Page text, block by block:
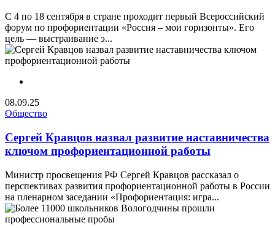
С 4 по 18 сентября в стране проходит первый Всероссийский
форум по профориентации «Россия – мои горизонты». Его
цель — выстраивание э...
08.09.25
Общество
Сергей Кравцов назвал развитие наставничества
ключом профориентационной работы
Министр просвещения РФ Сергей Кравцов рассказал о
перспективах развития профориентационной работы в России
на пленарном заседании «Профориентация: игра...